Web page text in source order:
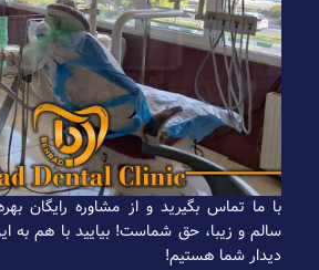
با ما تماس بگیرید و از مشاوره رایگان
سالم و زیبا، حق شماست! بیایید با هم به
دیدار شما هستیم!